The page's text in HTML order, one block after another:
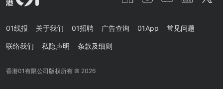
01线报 关于我们 01招聘 广告查询 01App 常见问题
联络我们 私隐声明 条款及细则
香港01有限公司版权所有 © 2026